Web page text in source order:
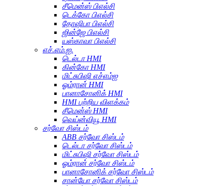
சீமென்ஸ் பிஎல்சி
டெக்கோ பிஎல்சி
தோஷிபா பிஎல்சி
ஜின்ஜே பிஎல்சி
யஸ்காவா பிஎல்சி
எச்.எம்.ஐ.
டெல்டா HMI
கின்கோ HMI
மிட்சுபிஷி எச்எம்ஐ
ஓம்ரான் HMI
பானாசோனிக் HMI
HMI பற்றிய விளக்கம்
சீமென்ஸ் HMI
வெய்ன்வியூ HMI
சர்வோ சிஸ்டம்
ABB சர்வோ சிஸ்டம்
டெல்டா சர்வோ சிஸ்டம்
மிட்சுபிஷி சர்வோ சிஸ்டம்
ஓம்ரான் சர்வோ சிஸ்டம்
பானாசோனிக் சர்வோ சிஸ்டம்
சான்யோ சர்வோ சிஸ்டம்